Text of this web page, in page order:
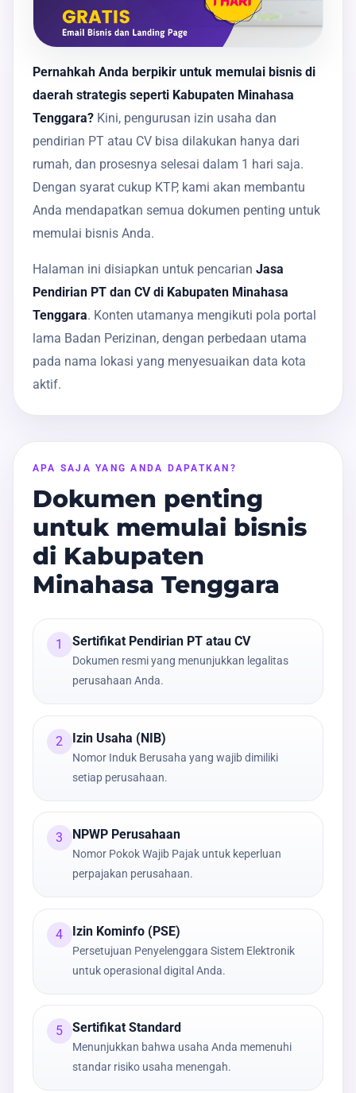
Pernahkah Anda berpikir untuk memulai bisnis di
daerah strategis seperti Kabupaten Minahasa
Tenggara? Kini, pengurusan izin usaha dan
pendirian PT atau CV bisa dilakukan hanya dari
rumah, dan prosesnya selesai dalam 1 hari saja.
Dengan syarat cukup KTP, kami akan membantu
Anda mendapatkan semua dokumen penting untuk
memulai bisnis Anda.
Halaman ini disiapkan untuk pencarian Jasa
Pendirian PT dan CV di Kabupaten Minahasa
Tenggara. Konten utamanya mengikuti pola portal
lama Badan Perizinan, dengan perbedaan utama
pada nama lokasi yang menyesuaikan data kota
aktif.
APA SAJA YANG ANDA DAPATKAN?
Dokumen penting
untuk memulai bisnis
di Kabupaten
Minahasa Tenggara
1 Sertifikat Pendirian PT atau CV
Dokumen resmi yang menunjukkan legalitas
perusahaan Anda.
2 Izin Usaha (NIB)
Nomor Induk Berusaha yang wajib dimiliki
setiap perusahaan.
3 NPWP Perusahaan
Nomor Pokok Wajib Pajak untuk keperluan
perpajakan perusahaan.
4 Izin Kominfo (PSE)
Persetujuan Penyelenggara Sistem Elektronik
untuk operasional digital Anda.
5 Sertifikat Standard
Menunjukkan bahwa usaha Anda memenuhi
standar risiko usaha menengah.